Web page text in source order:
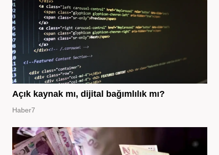
Açık kaynak mı, dijital bağımlılık mı?
Haber7